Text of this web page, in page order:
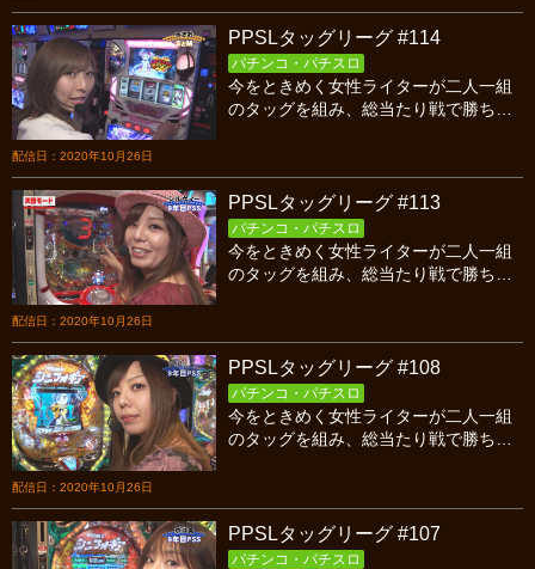
年目PSSの前半戦です！
配信日：2020年10月26日
PPSLタッグリーグ #114
パチンコ・パチスロ
今をときめく女性ライターが二人一組
のタッグを組み、総当たり戦で勝ち点
す！
配信日：2020年10月26日
PPSLタッグリーグ #113
パチンコ・パチスロ
今をときめく女性ライターが二人一組
のタッグを組み、総当たり戦で勝ち点
す！
配信日：2020年10月26日
PPSLタッグリーグ #108
パチンコ・パチスロ
今をときめく女性ライターが二人一組
のタッグを組み、総当たり戦で勝ち点
対なりたまの後半戦です！
PPSLタッグリーグ #107
パチンコ・パチスロ